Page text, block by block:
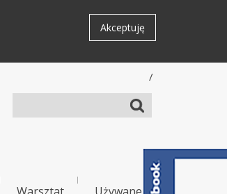
Akceptuję
/